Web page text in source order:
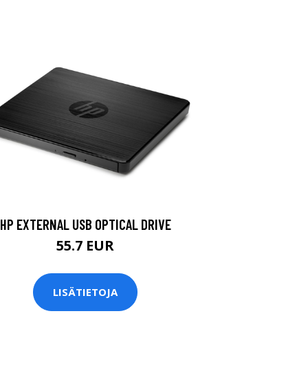
HP EXTERNAL USB OPTICAL DRIVE
55.7 EUR
LISÄTIETOJA